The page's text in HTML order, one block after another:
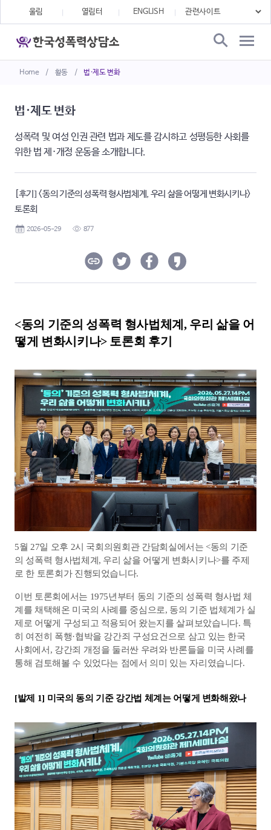
Home / 활동 / 법·제도 변화
울림 열림터 ENGLISH
법·제도 변화
성폭력 및 여성 인권 관련 법과 제도를 감시하고 성평등한 사회를
위한 법 제·개정 운동을 소개합니다.
[후기] <동의 기준의 성폭력 형사법체계, 우리 삶을 어떻게 변화시키나>
토론회
2026-05-29 877
<동의 기준의 성폭력 형사법체계, 우리 삶을 어
떻게 변화시키나> 토론회 후기
5월 27일 오후 2시 국회의원회관 간담회실에서는 <동의 기준
의 성폭력 형사법체계, 우리 삶을 어떻게 변화시키나>를 주제
로 한 토론회가 진행되었습니다.
이번 토론회에서는 1975년부터 동의 기준의 성폭력 형사법 체
계를 채택해온 미국의 사례를 중심으로, 동의 기준 법체계가 실
제로 어떻게 구성되고 적용되어 왔는지를 살펴보았습니다. 특
히 여전히 폭행·협박을 강간죄 구성요건으로 삼고 있는 한국
사회에서, 강간죄 개정을 둘러싼 우려와 반론들을 미국 사례를
통해 검토해볼 수 있었다는 점에서 의미 있는 자리였습니다.
[발제 1] 미국의 동의 기준 강간법 체계는 어떻게 변화해왔나